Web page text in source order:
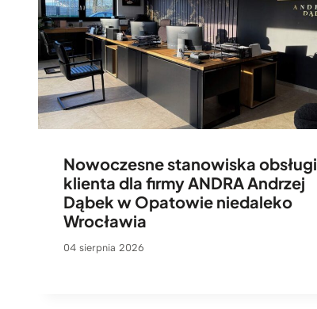
Nowoczesne stanowiska obsługi
klienta dla firmy ANDRA Andrzej
Dąbek w Opatowie niedaleko
Wrocławia
04 sierpnia 2026